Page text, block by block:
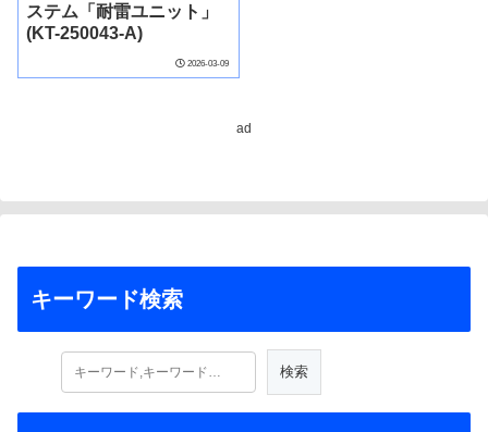
ステム「耐雷ユニット」
(KT-250043-A)
2026-03-09
ad
キーワード検索